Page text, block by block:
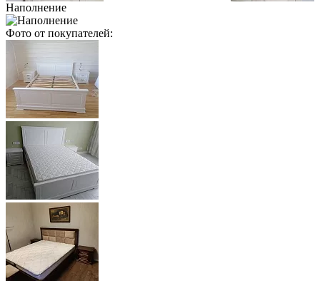
Наполнение
Фото от покупателей: